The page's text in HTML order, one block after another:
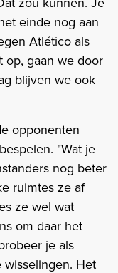
einde nog aan
Atlético als
op, gaan we door
blijven we ook
opponenten
"Wat je
nog beter
ruimtes ze af
ze wel wat
om daar het
je als
Het